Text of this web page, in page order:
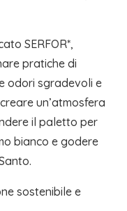
SERFOR*,
pratiche di
odori sgradevoli e
un’atmosfera
il paletto per
bianco e godere
sostenibile e